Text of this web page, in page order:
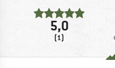
5,0
(1)